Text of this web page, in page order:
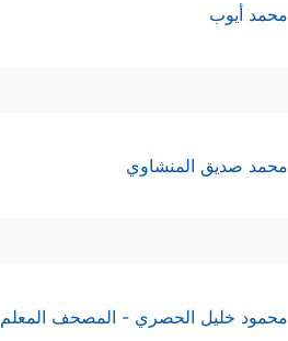
محمد أيوب
محمد صديق المنشاوي
محمود خليل الحصري - المصحف المعلم